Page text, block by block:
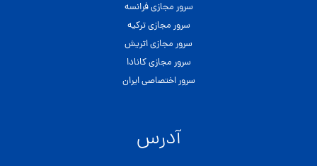
سرور مجازی فرانسه
سرور مجازی ترکیه
سرور مجازی اتریش
سرور مجازی کانادا
سرور اختصاصی ایران
آدرس